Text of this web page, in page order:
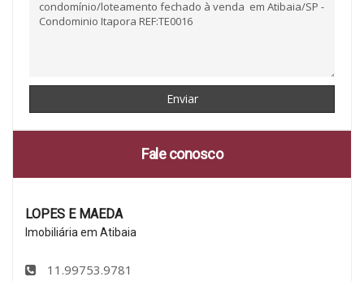
Fale conosco
LOPES E MAEDA
Imobiliária em Atibaia
11.99753.9781